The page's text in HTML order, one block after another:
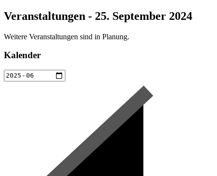
Veranstaltungen - 25. September 2024
Weitere Veranstaltungen sind in Planung.
Kalender